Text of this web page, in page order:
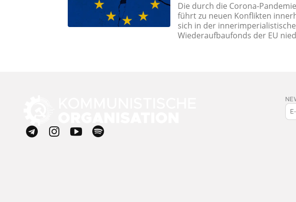
Die durch die Corona-
führt zu neuen Konflikten
sich in der
Wiederaufbaufonds der EU